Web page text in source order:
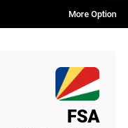
More Option
FSA